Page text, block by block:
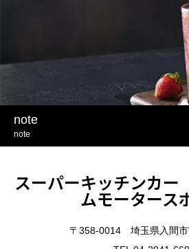
note
note
スーパーキッチンカ
ムモータース
〒358-0014 埼玉県入間市